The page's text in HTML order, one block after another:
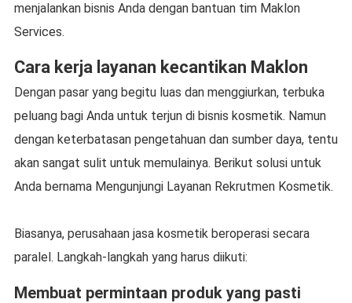
menjalankan bisnis Anda dengan bantuan tim Maklon
Services.
Cara kerja layanan kecantikan Maklon
Dengan pasar yang begitu luas dan menggiurkan, terbuka
peluang bagi Anda untuk terjun di bisnis kosmetik. Namun
dengan keterbatasan pengetahuan dan sumber daya, tentu
akan sangat sulit untuk memulainya. Berikut solusi untuk
Anda bernama Mengunjungi Layanan Rekrutmen Kosmetik.
Biasanya, perusahaan jasa kosmetik beroperasi secara
paralel. Langkah-langkah yang harus diikuti:
Membuat permintaan produk yang pasti